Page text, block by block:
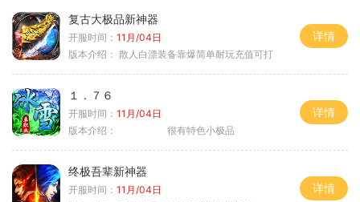
复古大极品新神器
开服时间： 11月/04日
版本介绍： 散人白漂装备靠爆简单耐玩充值可打
详情
１．７６
开服时间： 11月/04日
版本介绍：
很有特色小极品
详情
终极吾辈新神器
开服时间： 11月/04日
详情